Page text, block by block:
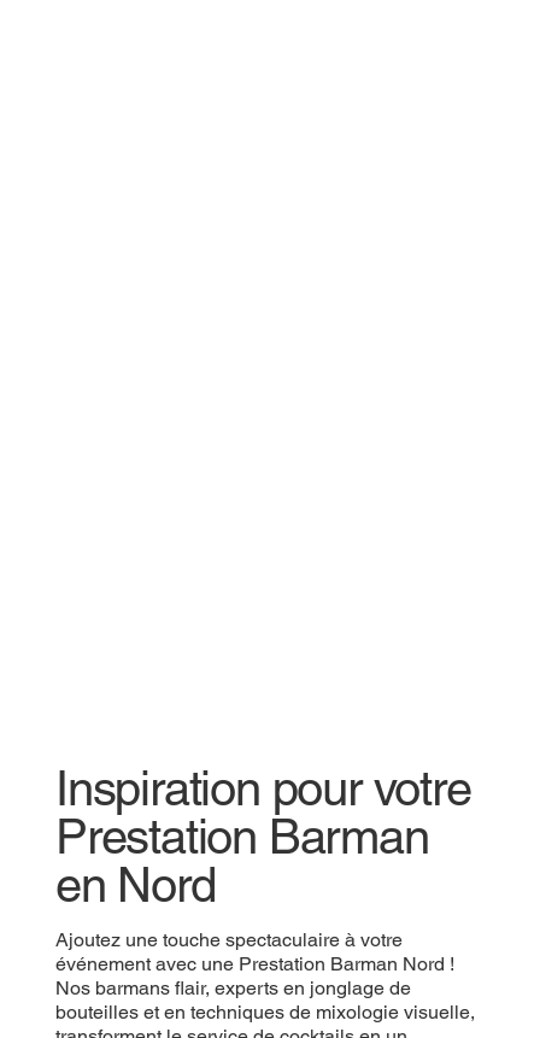
Inspiration pour votre
Prestation Barman
en Nord
Ajoutez une touche spectaculaire à votre
événement avec une Prestation Barman Nord !
Nos barmans flair, experts en jonglage de
bouteilles et en techniques de mixologie visuelle,